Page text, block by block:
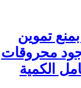
تموين
محروقات
الكمية